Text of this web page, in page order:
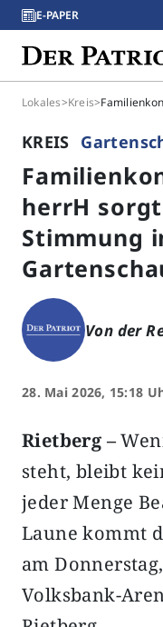
E-PAPER
Lokales>Kreis>
KREIS
herrH
Stimmung
Von der
28. Mai 2026, 15:18
Rietberg –
steht, bleibt
jeder Menge
Laune kommt
am
Volksbank-